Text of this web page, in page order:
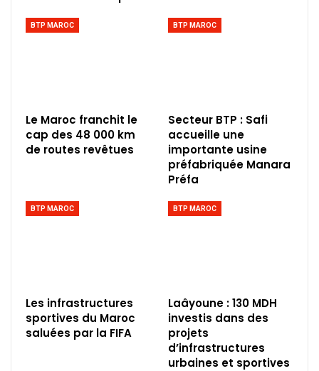
BTP MAROC
Le Maroc franchit le
cap des 48 000 km
de routes revêtues
BTP MAROC
Secteur BTP : Safi
accueille une
importante usine
préfabriquée Manara
Préfa
BTP MAROC
Les infrastructures
sportives du Maroc
saluées par la FIFA
BTP MAROC
Laâyoune : 130 MDH
investis dans des
projets
d’infrastructures
urbaines et sportives